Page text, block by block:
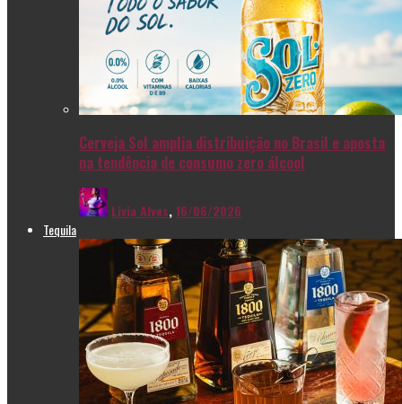
Cerveja Sol amplia distribuição no Brasil e aposta
na tendência de consumo zero álcool
Livia Alves,16/06/2026
Tequila